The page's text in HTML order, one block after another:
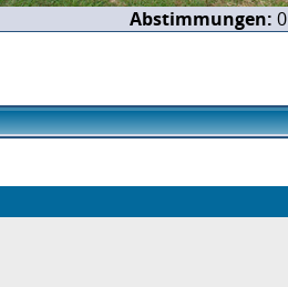
Abstimmungen: 0